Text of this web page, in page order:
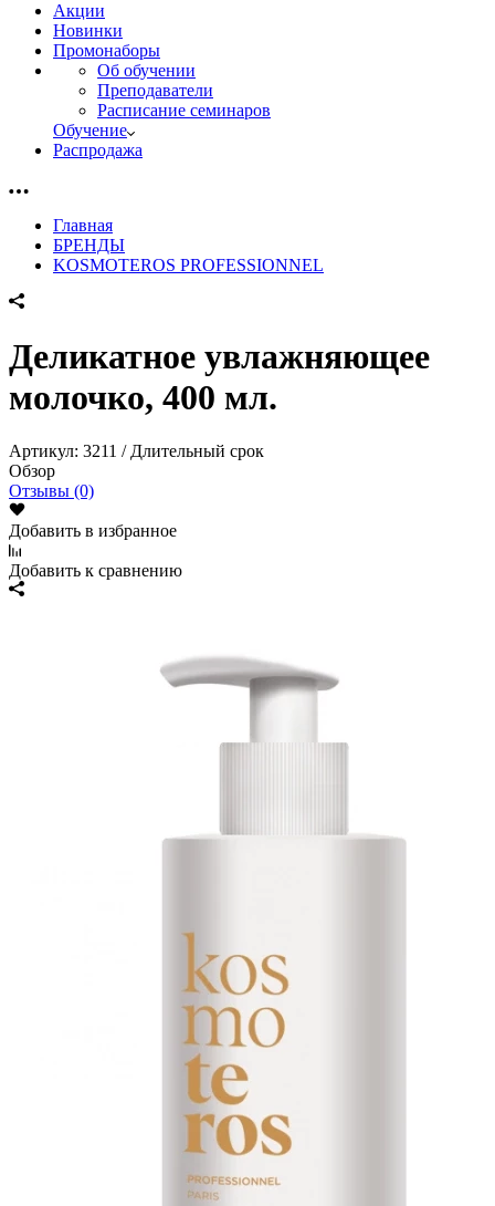
Акции
Новинки
Промонаборы
Об обучении
Преподаватели
Расписание семинаров
Обучение
Распродажа
Главная
БРЕНДЫ
KOSMOTEROS PROFESSIONNEL
Деликатное увлажняющее
молочко, 400 мл.
Артикул: 3211 / Длительный срок
Обзор
Отзывы (0)
Добавить в избранное
Добавить к сравнению